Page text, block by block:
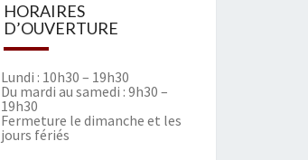
HORAIRES
D’OUVERTURE
Lundi : 10h30 – 19h30
Du mardi au samedi : 9h30 –
19h30
Fermeture le dimanche et les
jours fériés